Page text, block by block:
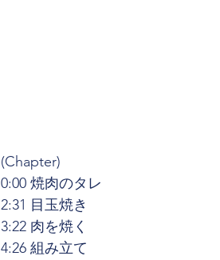
(Chapter)
0:00 焼肉のタレ
2:31 目玉焼き
3:22 肉を焼く
4:26 組み立て